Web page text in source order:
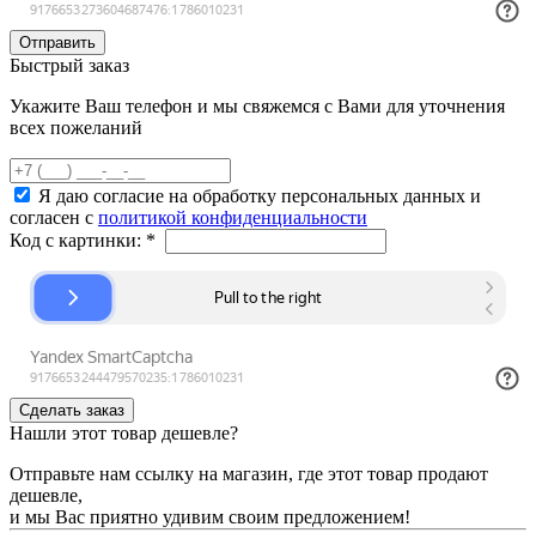
Быстрый заказ
Укажите Ваш телефон и мы свяжемся с Вами для уточнения
всех пожеланий
Я даю согласие на обработку персональных данных и
согласен с политикой конфиденциальности
Код с картинки: *
Нашли этот товар дешевле?
Отправьте нам ссылку на магазин, где этот товар продают
дешевле,
и мы Вас приятно удивим своим предложением!